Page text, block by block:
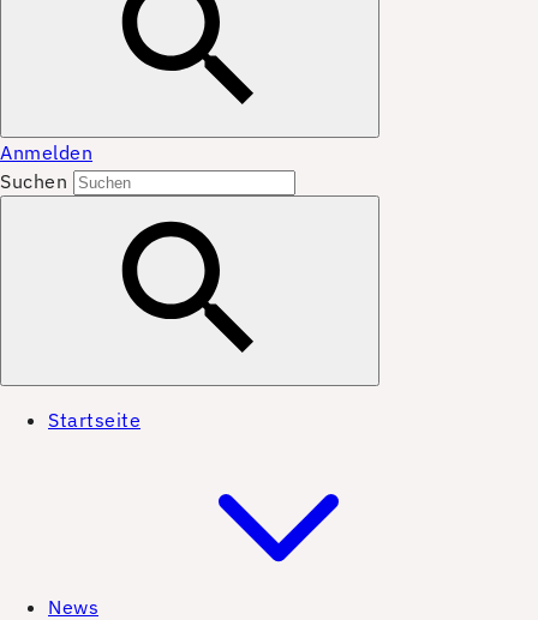
Anmelden
Suchen
Startseite
News